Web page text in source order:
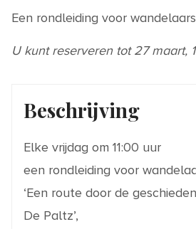
Een rondleiding voor
U kunt reserveren tot 27 maart,
Beschrijving
Elke vrijdag om 11:00 uur
een rondleiding voor
‘Een route door de
De Paltz’,